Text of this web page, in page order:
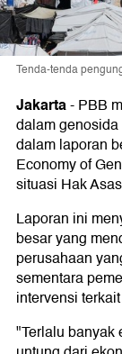
Tenda-tenda
Jakarta-PBB
dalam
dalam laporan
Economy of
situasi Hak
Laporan ini
besar yang
perusahaan
sementara
intervensi
"Terlalu banyak